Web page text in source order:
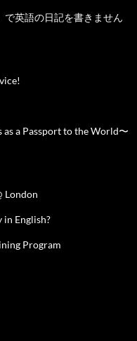
で英語の日記を書きません
as a Passport to the World〜
London
English?
Program